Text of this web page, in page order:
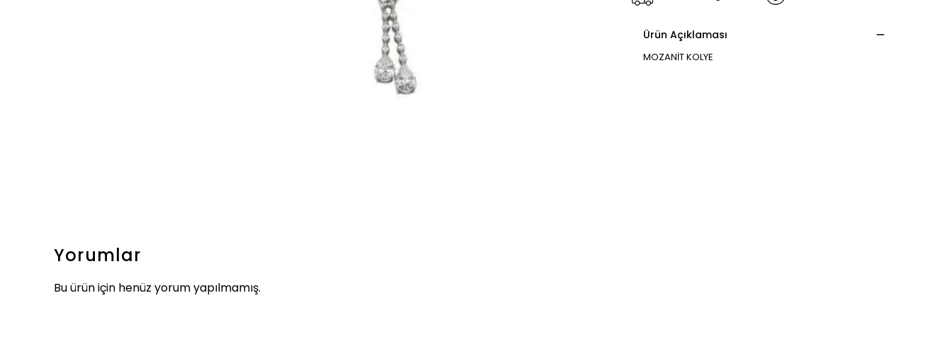
Ürün Açıklaması
MOZANİT KOLYE
Yorumlar
Bu ürün için henüz yorum yapılmamış.